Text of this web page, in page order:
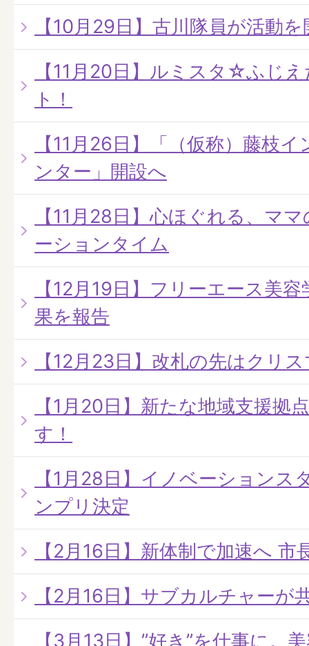
【10月29日】古川隊員が活動
【11月20日】ルミスタ☆ふじ
ト！
【11月26日】「（仮称）藤枝
ンター」開設へ
【11月28日】心ほぐれる、マ
ーションタイム
【12月19日】フリーエース美
果を報告
【12月23日】改札の先はクリ
【1月20日】新たな地域支援拠
す！
【1月28日】イノベーション
ンプリ決定
【2月16日】新体制で加速へ
【2月16日】サブカルチャーが
【3月13日】”好き”を仕事に。